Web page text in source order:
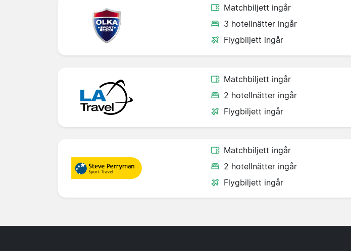
Matchbiljett ingår
3 hotellnätter ingår
Flygbiljett ingår
Matchbiljett ingår
2 hotellnätter ingår
Flygbiljett ingår
Matchbiljett ingår
2 hotellnätter ingår
Flygbiljett ingår